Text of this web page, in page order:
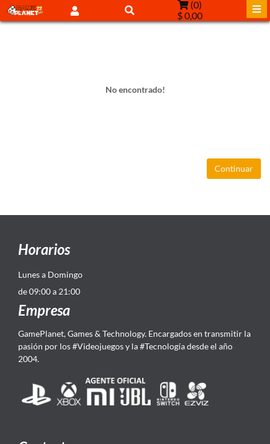
(0)
$ 0,00
No encontrado!
Continuar
Horarios
Lunes a Domingo
de 09:00 a 21:00
Empresa
GamePlanet, Games & Technology. Encargados en transmitir la
pasión por los #Videojuegos y la #Tecnología desde el año
2004.